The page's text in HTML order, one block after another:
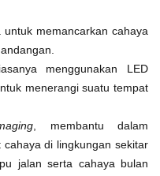
untuk memancarkan cahaya
menggunakan LED
menerangi suatu tempat
, membantu dalam
di lingkungan sekitar
jalan serta cahaya bulan